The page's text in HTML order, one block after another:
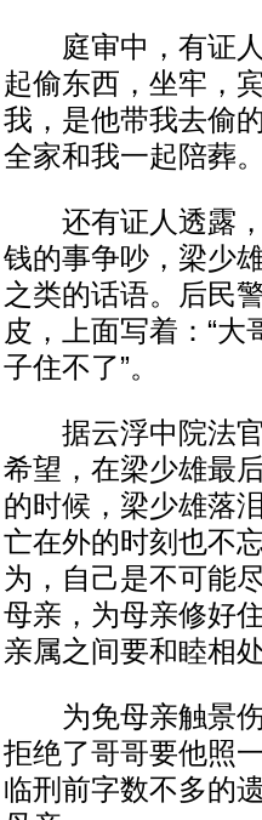
庭审中，有证人
起偷东西，坐牢，
我，是他带我去偷
全家和我一起陪葬
还有证人透露，
钱的事争吵，梁少
之类的话语。后民
皮，上面写着：“
子住不了”。
据云浮中院法官
希望，在梁少雄最
的时候，梁少雄落
亡在外的时刻也不
为，自己是不可能
母亲，为母亲修好
亲属之间要和睦相
为免母亲触景伤
拒绝了哥哥要他照
临刑前字数不多的